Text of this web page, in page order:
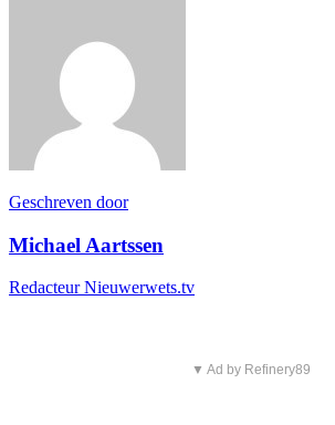
Geschreven door
Michael Aartssen
Redacteur Nieuwerwets.tv
▼ Ad by Refinery89